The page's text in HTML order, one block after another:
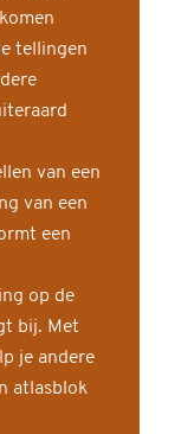
tellingen
van een
van een
een
op de
bij. Met
je andere
atlasblok